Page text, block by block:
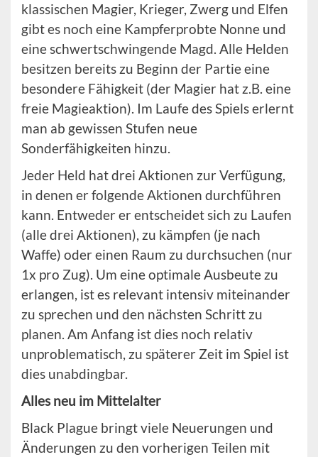
klassischen Magier, Krieger, Zwerg und Elfen
gibt es noch eine Kampferprobte Nonne und
eine schwertschwingende Magd. Alle Helden
besitzen bereits zu Beginn der Partie eine
besondere Fähigkeit (der Magier hat z.B. eine
freie Magieaktion). Im Laufe des Spiels erlernt
man ab gewissen Stufen neue
Sonderfähigkeiten hinzu.
Jeder Held hat drei Aktionen zur Verfügung,
in denen er folgende Aktionen durchführen
kann. Entweder er entscheidet sich zu Laufen
(alle drei Aktionen), zu kämpfen (je nach
Waffe) oder einen Raum zu durchsuchen (nur
1x pro Zug). Um eine optimale Ausbeute zu
erlangen, ist es relevant intensiv miteinander
zu sprechen und den nächsten Schritt zu
planen. Am Anfang ist dies noch relativ
unproblematisch, zu späterer Zeit im Spiel ist
dies unabdingbar.
Alles neu im Mittelalter
Black Plague bringt viele Neuerungen und
Änderungen zu den vorherigen Teilen mit